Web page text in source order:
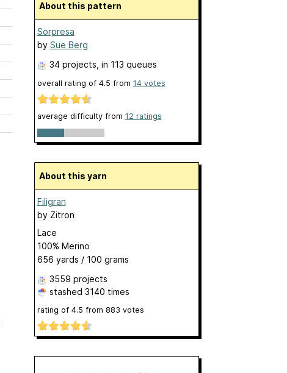
About this pattern
Sorpresa
by Sue Berg
34 projects , in 113 queues
overall rating of 4.5 from 14 votes
average difficulty from 12 ratings
About this yarn
Filigran
by Zitron
Lace
100% Merino
656 yards / 100 grams
3559 projects
stashed 3140 times
rating of 4.5 from 883 votes